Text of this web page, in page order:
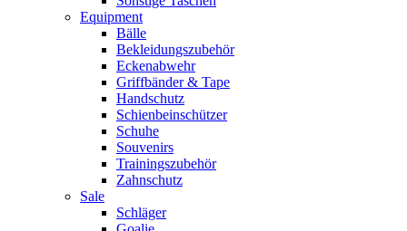
Equipment
Bälle
Bekleidungszubehör
Eckenabwehr
Griffbänder & Tape
Handschutz
Schienbeinschützer
Schuhe
Souvenirs
Trainingszubehör
Zahnschutz
Sale
Schläger